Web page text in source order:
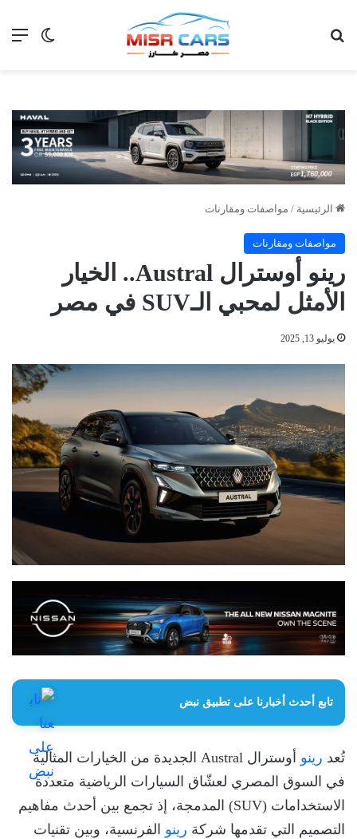
الوضع
الرئيسية / مواصفات ومقارنات
مواصفات ومقارنات
رينو أوسترال Austral.. الخيار
الأمثل لمحبي الـSUV في مصر
يوليو 13, 2025
تابع أحدث أخبارنا على تطبيق نبض
تُعد رينو
أوسترال Austral الجديدة من الخيارات المثالية
في السوق المصري لعشّاق السيارات الرياضية متعددة
الاستخدامات (SUV) المدمجة، إذ تجمع بين أحدث مفاهيم
التصميم التي تقدمها شركة رينو الفرنسية، وبين تقنيات